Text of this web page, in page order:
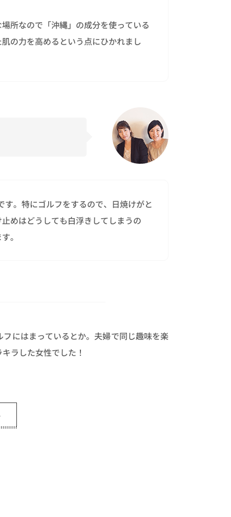
所なので「沖縄」の成分を使っている
の力を高めるという点にひかれまし
。特にゴルフをするので、日焼けがと
めはどうしても白浮きしてしまうの
。
にはまっているとか。夫婦で同じ趣味を楽
ラした女性でした！